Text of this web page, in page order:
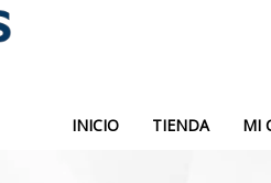
INICIO TIENDA MI